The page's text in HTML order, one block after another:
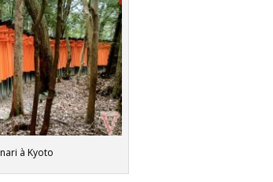
à Kyoto